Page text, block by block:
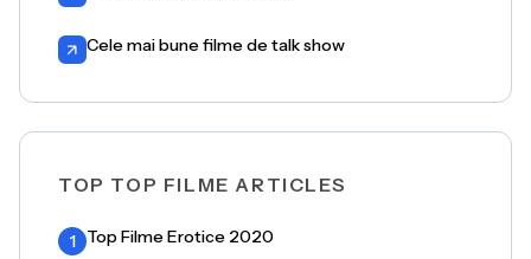
Cele mai bune filme de talk show
TOP TOP FILME ARTICLES
1 Top Filme Erotice 2020